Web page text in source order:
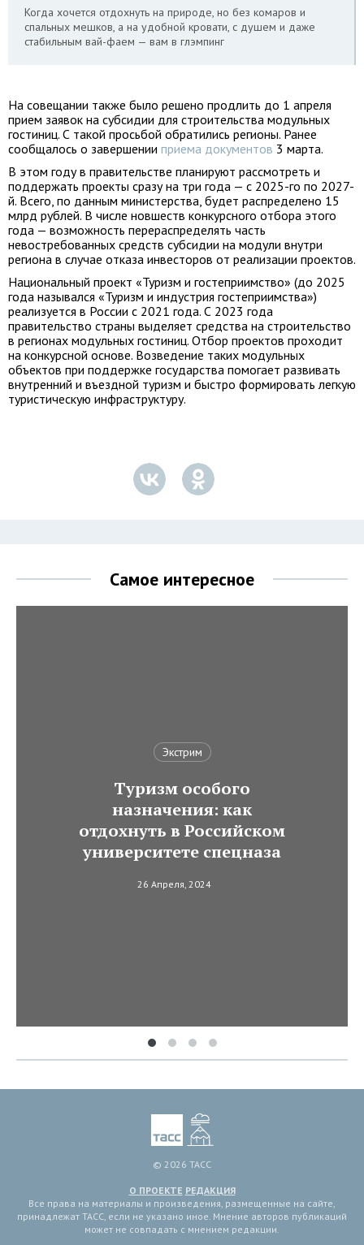
Когда хочется отдохнуть на природе, но без комаров и
спальных мешков, а на удобной кровати, с душем и даже
стабильным вай-фаем — вам в глэмпинг
На совещании также было решено продлить до 1 апреля
прием заявок на субсидии для строительства модульных
гостиниц. С такой просьбой обратились регионы. Ранее
сообщалось о завершении приема документов 3 марта.
В этом году в правительстве планируют рассмотреть и
поддержать проекты сразу на три года — с 2025-го по 2027-
й. Всего, по данным министерства, будет распределено 15
млрд рублей. В числе новшеств конкурсного отбора этого
года — возможность перераспределять часть
невостребованных средств субсидии на модули внутри
региона в случае отказа инвесторов от реализации проектов.
Национальный проект «Туризм и гостеприимство» (до 2025
года назывался «Туризм и индустрия гостеприимства»)
реализуется в России с 2021 года. С 2023 года
правительство страны выделяет средства на строительство
в регионах модульных гостиниц. Отбор проектов проходит
на конкурсной основе. Возведение таких модульных
объектов при поддержке государства помогает развивать
внутренний и въездной туризм и быстро формировать легкую
туристическую инфраструктуру.
Самое интересное
Экстрим
Туризм особого
назначения: как
отдохнуть в Российском
университете спецназа
26 Апреля, 2024
© 2026 ТАСС
О ПРОЕКТЕ РЕДАКЦИЯ
Все права на материалы и произведения, размещенные на сайте,
принадлежат ТАСС, если не указано иное. Мнение авторов публикаций
может не совпадать с мнением редакции.